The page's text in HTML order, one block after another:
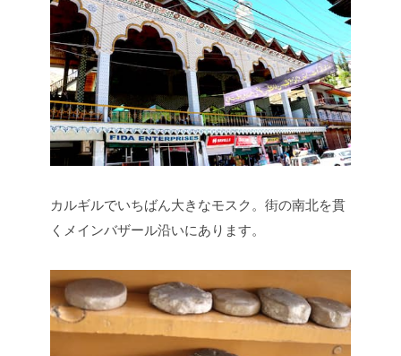
カルギルでいちばん大きなモスク。街の南北を貫
くメインバザール沿いにあります。